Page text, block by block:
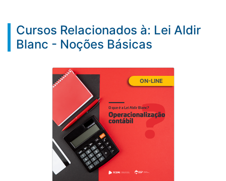
Cursos Relacionados à: Lei Aldir
Blanc - Noções Básicas
ON-LINE